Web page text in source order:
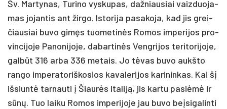
Šv. Mar­ty­nas, Tu­ri­no vys­ku­pas, daž­niau­siai vaiz­duo­ja­
mas jo­jan­tis ant žir­go. Is­to­ri­ja pa­sa­ko­ja, kad jis grei­
čiau­siai bu­vo gimęs tuo­me­tinės Ro­mos im­pe­ri­jos pro­
vin­ci­jo­je Pa­no­ni­jo­je, da­bar­tinės Veng­ri­jos te­ri­to­ri­jo­je,
galbūt 316 ar­ba 336 me­tais. Jo tėvas bu­vo aukš­to
ran­go im­pe­ra­to­riš­ko­sios ka­va­le­ri­jos ka­ri­nin­kas. Kai šį
iš­siuntė tar­nau­ti į Šiaurės Ita­liją, jis kar­tu pa­si­ėmė ir
sūnų. Tuo lai­ku Ro­mos im­pe­ri­jo­je jau bu­vo be­įsi­ga­lin­ti